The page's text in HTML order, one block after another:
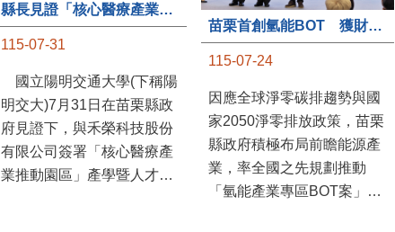
縣長見證「核心醫療產業推動園區」產學合作簽約儀式
115-07-31
國立陽明交通大學(下稱陽
明交大)7月31日在苗栗縣政
府見證下，與禾榮科技股份
有限公司簽署「核心醫療產
業推動園區」產學暨人才培
苗栗首創氫能BOT 獲財政部「突破之翼」肯定
115-07-24
因應全球淨零碳排趨勢與國
家2050淨零排放政策，苗栗
縣政府積極布局前瞻能源產
業，率全國之先規劃推動
「氫能產業專區BOT案」，